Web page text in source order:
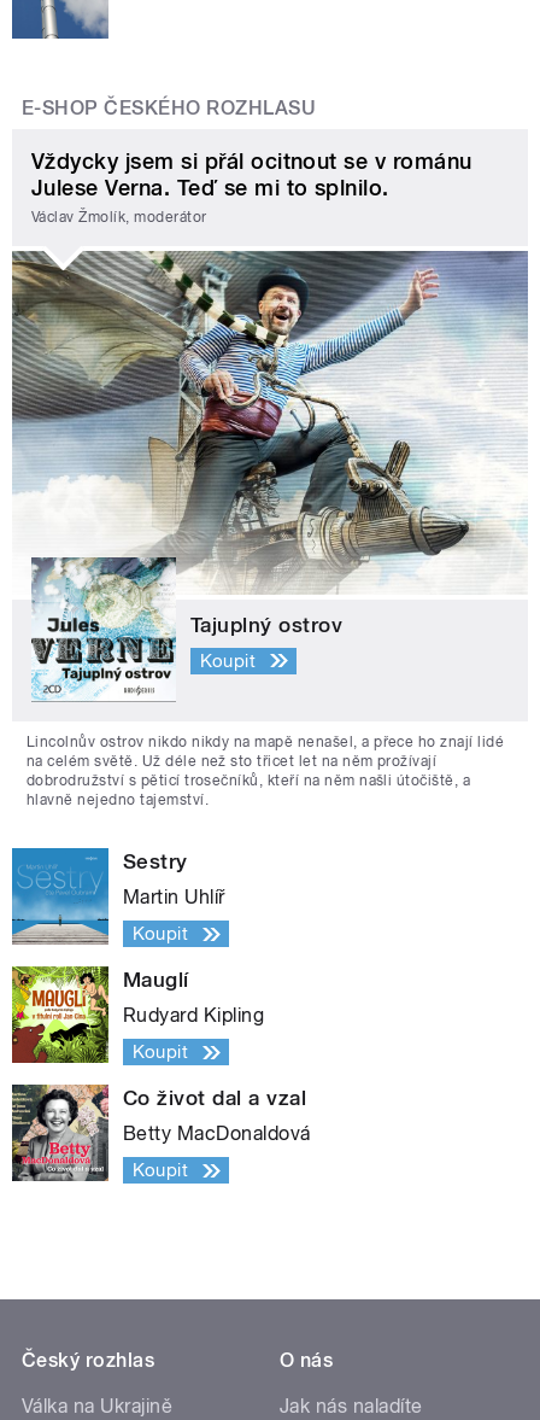
E-SHOP ČESKÉHO ROZHLASU
Vždycky jsem si přál ocitnout se v románu
Julese Verna. Teď se mi to splnilo.
Václav Žmolík, moderátor
Tajuplný ostrov
Koupit
Lincolnův ostrov nikdo nikdy na mapě nenašel, a přece ho znají lidé
na celém světě. Už déle než sto třicet let na něm prožívají
dobrodružství s pěticí trosečníků, kteří na něm našli útočiště, a
hlavně nejedno tajemství.
Sestry
Martin Uhlíř
Koupit
Mauglí
Rudyard Kipling
Koupit
Co život dal a vzal
Betty MacDonaldová
Koupit
Český rozhlas
Válka na Ukrajině
O nás
Jak nás naladíte